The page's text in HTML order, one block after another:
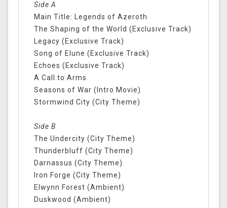
Side A
Main Title: Legends of Azeroth
The Shaping of the World (Exclusive Track)
Legacy (Exclusive Track)
Song of Elune (Exclusive Track)
Echoes (Exclusive Track)
A Call to Arms
Seasons of War (Intro Movie)
Stormwind City (City Theme)
Side B
The Undercity (City Theme)
Thunderbluff (City Theme)
Darnassus (City Theme)
Iron Forge (City Theme)
Elwynn Forest (Ambient)
Duskwood (Ambient)